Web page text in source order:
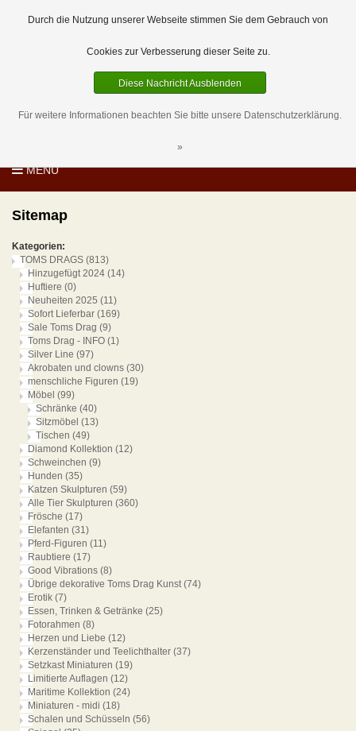
0 Artikel
DE
EUR
MENU
Sitemap
Kategorien:
TOMS DRAGS (813)
Hinzugefügt 2024 (14)
Huftiere (0)
Neuheiten 2025 (11)
Sofort Lieferbar (169)
Sale Toms Drag (9)
Toms Drag - INFO (1)
Silver Line (97)
Akrobaten und clowns (30)
menschliche Figuren (19)
Möbel (99)
Schränke (40)
Sitzmöbel (13)
Tischen (49)
Diamond Kollektion (12)
Schweinchen (9)
Hunden (35)
Katzen Skulpturen (59)
Alle Tier Skulpturen (360)
Frösche (17)
Elefanten (31)
Pferd-Figuren (11)
Raubtiere (17)
Good Vibrations (8)
Übrige dekorative Toms Drag Kunst(74)
Erotik (7)
Essen, Trinken & Getränke (25)
Fotorahmen (8)
Herzen und Liebe (12)
Kerzenständer und Teelichthalter (37)
Setzkast Miniaturen (19)
Limitierte Auflagen (12)
Maritime Kollektion (24)
Miniaturen - midi (18)
Schalen und Schüsseln (56)
Durch die Nutzung unserer Webseite stimmen Sie dem Gebrauch von
Cookies zur Verbesserung dieser Seite zu.
Diese Nachricht Ausblenden
Für weitere Informationen beachten Sie bitte unsere Datenschutzerklärung.
»